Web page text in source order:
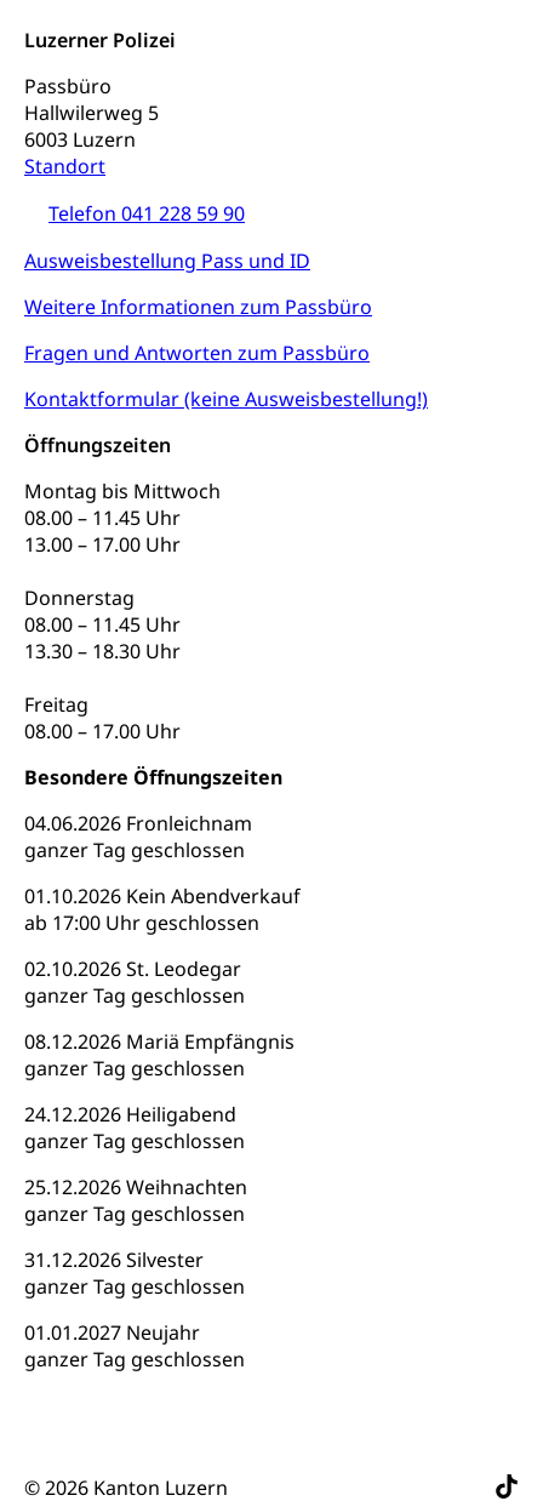
Luzerner Polizei
Passbüro
Hallwilerweg 5
6003 Luzern
Standort
Telefon 041 228 59 90
Ausweisbestellung Pass und ID
Weitere Informationen zum Passbüro
Fragen und Antworten zum Passbüro
Kontaktformular (keine Ausweisbestellung!)
Öffnungszeiten
Montag bis Mittwoch
08.00 – 11.45 Uhr
13.00 – 17.00 Uhr
Donnerstag
08.00 – 11.45 Uhr
13.30 – 18.30 Uhr
Freitag
08.00 – 17.00 Uhr
Besondere Öffnungszeiten
04.06.2026 Fronleichnam
ganzer Tag geschlossen
01.10.2026 Kein Abendverkauf
ab 17:00 Uhr geschlossen
02.10.2026 St. Leodegar
ganzer Tag geschlossen
08.12.2026 Mariä Empfängnis
ganzer Tag geschlossen
24.12.2026 Heiligabend
ganzer Tag geschlossen
25.12.2026 Weihnachten
ganzer Tag geschlossen
31.12.2026 Silvester
ganzer Tag geschlossen
01.01.2027 Neujahr
ganzer Tag geschlossen
© 2026 Kanton Luzern
Gesundheitsversorgung
Existenzsicherung - Sozialhilfe
Soziales und Gesellschaft (Dienststelle)
Invalidenversicherung (WAS Luzern)
Soziale Sicherheit
Drogenabhängigkeit, Drogensucht,
Arzneimittelabhängigkeit, Suchtkrankheit,
Drogenabhängige, Drogensüchtige,
Betäubungsmittel, Suchtmittel, Psychopharmaka
Sucht
Ambulant vor stationär, AVOS, Patientendossier
Gesundheitsversorgung
AHV / IV
Altersrente, Invalidenrente, Witwenrente,
Sozialversicherung, Vorsorgeeinrichtung,
Pensionskasse, erste Säule, zweite Säule, dritte
Ergänzungsleistungen, Altersvorsorge,
Todesfallversicherung
Hilfslosenentschädigung (WAS Luzern)
AHV-Hinterlassenenrente (WAS Luzern)
Informationsstelle AHV/IV
AHV-Altersrente (WAS Luzern)
IV-Leistungen (WAS Luzern)
Behinderung
Körperbehinderung, körperliche Behinderung,
Erwerbsunfähigkeit, Behinderte
Kultur und Medien
Archive und Bibliotheken
Staatsarchiv Luzern
Zentral- und Hochschulbibliothek
Archiv der Denkmalpflege
Kulturelle Einrichtungen
Museen, Theater, Bibliotheken
Kunst & Kultur (Luzern Tourismus)
Kulturförderung
Kulturpolitik, Sprachförderung, Denkmalpflege,
Nachwuchsförderung, Vermittlung, Selektive
Förderung, Kulturausschreibungen, Kulturpreis,
Werkbeitrag, Produktionsbeitrag, Recherche,
Bildende Kunst, Angewandte Kunst, Theater/Tanz,
Musik, Entwicklung, Programmbeiträge,
Filmförderung, Regionale Förderfonds,
Werkankäufe, Kunstankäufe, Kunst und Bau, Schule
und Kultur, Kulturgesuche, Kulturvermittlung
Kulturförderung und Vermittlung
Angebote für Schulklassen
Zentralschweizer Filmförderung
Mobilität
Schiene und öffentlicher Verkehr
Verkehrsverbund Luzern VVL
Schifffahrt